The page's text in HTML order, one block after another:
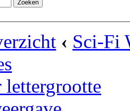
‹ Sci-Fi
lettergrootte